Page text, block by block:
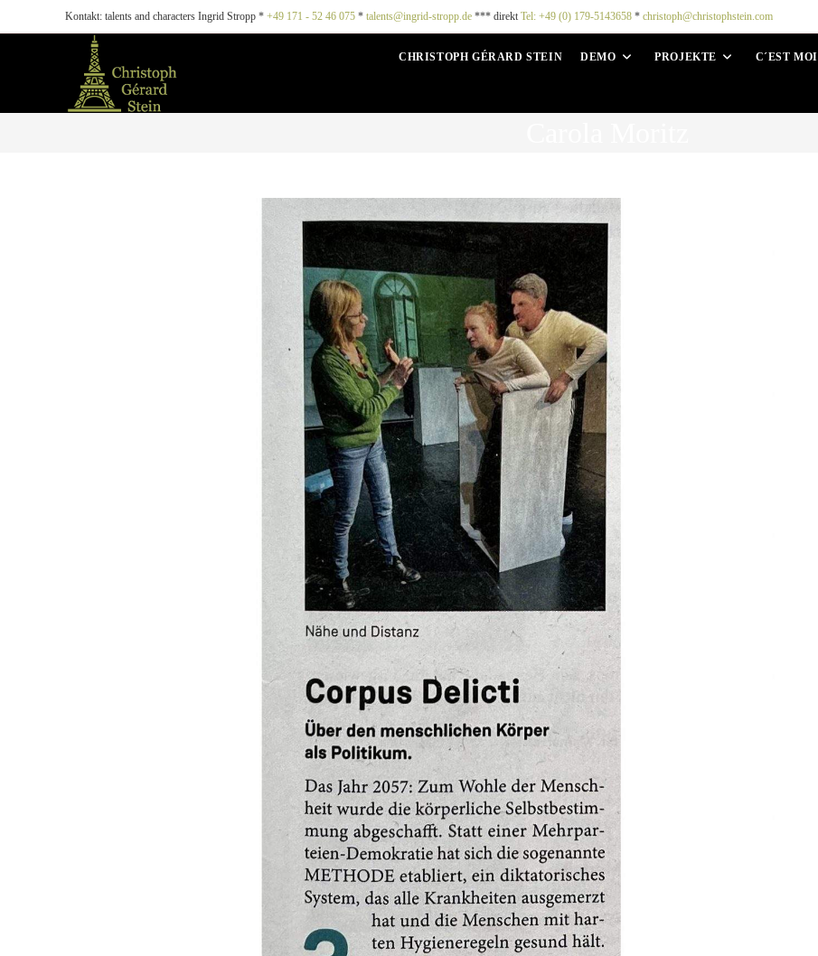
Kontakt: talents and characters Ingrid Stropp * +49 171 - 52 46 075 * talents@ingrid-stropp.de *** direkt Tel: +49 (0) 179-5143658 * christoph@christophstein.com
CHRISTOPH GÉRARD STEIN DEMO PROJEKTE C´EST MOI